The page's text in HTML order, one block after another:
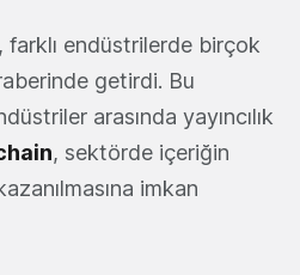
endüstrilerde birçok
getirdi. Bu
arasında yayıncılık
, sektörde içeriğin
imkan